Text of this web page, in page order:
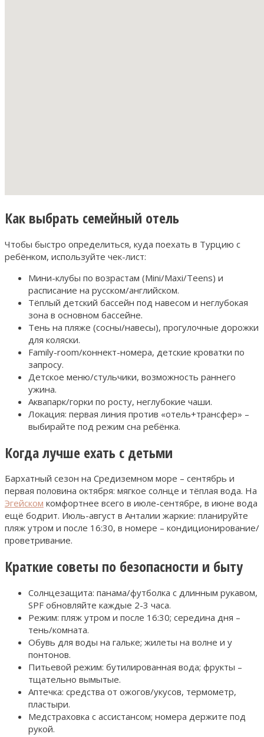
Как выбрать семейный отель
Чтобы быстро определиться, куда поехать в Турцию с
ребёнком, используйте чек-лист:
Мини-клубы по возрастам (Mini/Maxi/Teens) и
расписание на русском/английском.
Тёплый детский бассейн под навесом и неглубокая
зона в основном бассейне.
Тень на пляже (сосны/навесы), прогулочные дорожки
для коляски.
Family-room/коннект-номера, детские кроватки по
запросу.
Детское меню/стульчики, возможность раннего
ужина.
Аквапарк/горки по росту, неглубокие чаши.
Локация: первая линия против «отель+трансфер» –
выбирайте под режим сна ребёнка.
Когда лучше ехать с детьми
Бархатный сезон на Средиземном море – сентябрь и
первая половина октября: мягкое солнце и тёплая вода. На
Эгейском комфортнее всего в июле-сентябре, в июне вода
ещё бодрит. Июль-август в Анталии жаркие: планируйте
пляж утром и после 16:30, в номере – кондиционирование/
проветривание.
Краткие советы по безопасности и быту
Солнцезащита: панама/футболка с длинным рукавом,
SPF обновляйте каждые 2-3 часа.
Режим: пляж утром и после 16:30; середина дня –
тень/комната.
Обувь для воды на гальке; жилеты на волне и у
понтонов.
Питьевой режим: бутилированная вода; фрукты –
тщательно вымытые.
Аптечка: средства от ожогов/укусов, термометр,
пластыри.
Медстраховка с ассистансом; номера держите под
рукой.